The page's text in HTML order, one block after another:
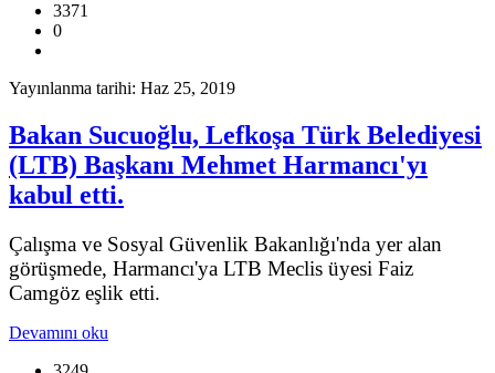
3371
0
Yayınlanma tarihi: Haz 25, 2019
Bakan Sucuoğlu, Lefkoşa Türk Belediyesi
(LTB) Başkanı Mehmet Harmancı'yı
kabul etti.
Çalışma ve Sosyal Güvenlik Bakanlığı'nda yer alan
görüşmede, Harmancı'ya LTB Meclis üyesi Faiz
Camgöz eşlik etti.
Devamını oku